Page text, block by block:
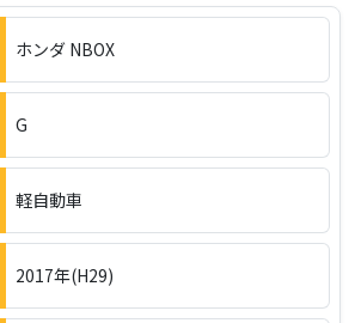
ホンダ NBOX
G
軽自動車
2017年(H29)